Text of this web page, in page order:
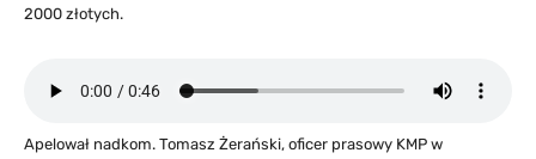
2000 złotych.
Apelował nadkom. Tomasz Żerański, oficer prasowy KMP w